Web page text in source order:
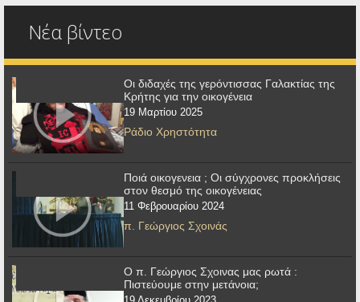
Νέα βίντεο
Οι διδαχές της γερόντισσας Γαλακτίας της
Κρήτης για την οικογένεια
19 Μαρτίου 2025
Ράδιο Χρηστότητα
Ποιά οικογενεια ; Οι σύγχρονες προκλήσεις
στον θεσμό της οικογένειας
11 Φεβρουαρίου 2024
π. Γεώργιος Σχοινάς
Ο π. Γεώργιος Σχοινας μας ρωτά :
Πιστεύουμε στην μετάνοια;